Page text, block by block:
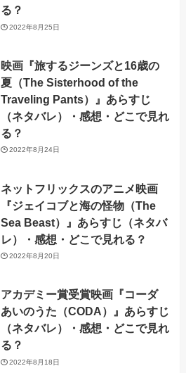
る？
2022年8月25日
映画『旅するジーンズと16歳の
夏（The Sisterhood of the
Traveling Pants）』あらすじ
（ネタバレ）・感想・どこで見れ
る？
2022年8月24日
ネットフリックスのアニメ映画
『ジェイコブと海の怪物（The
Sea Beast）』あらすじ（ネタバ
レ）・感想・どこで見れる？
2022年8月20日
アカデミー賞受賞映画『コーダ
あいのうた（CODA）』あらすじ
（ネタバレ）・感想・どこで見れ
る？
2022年8月18日